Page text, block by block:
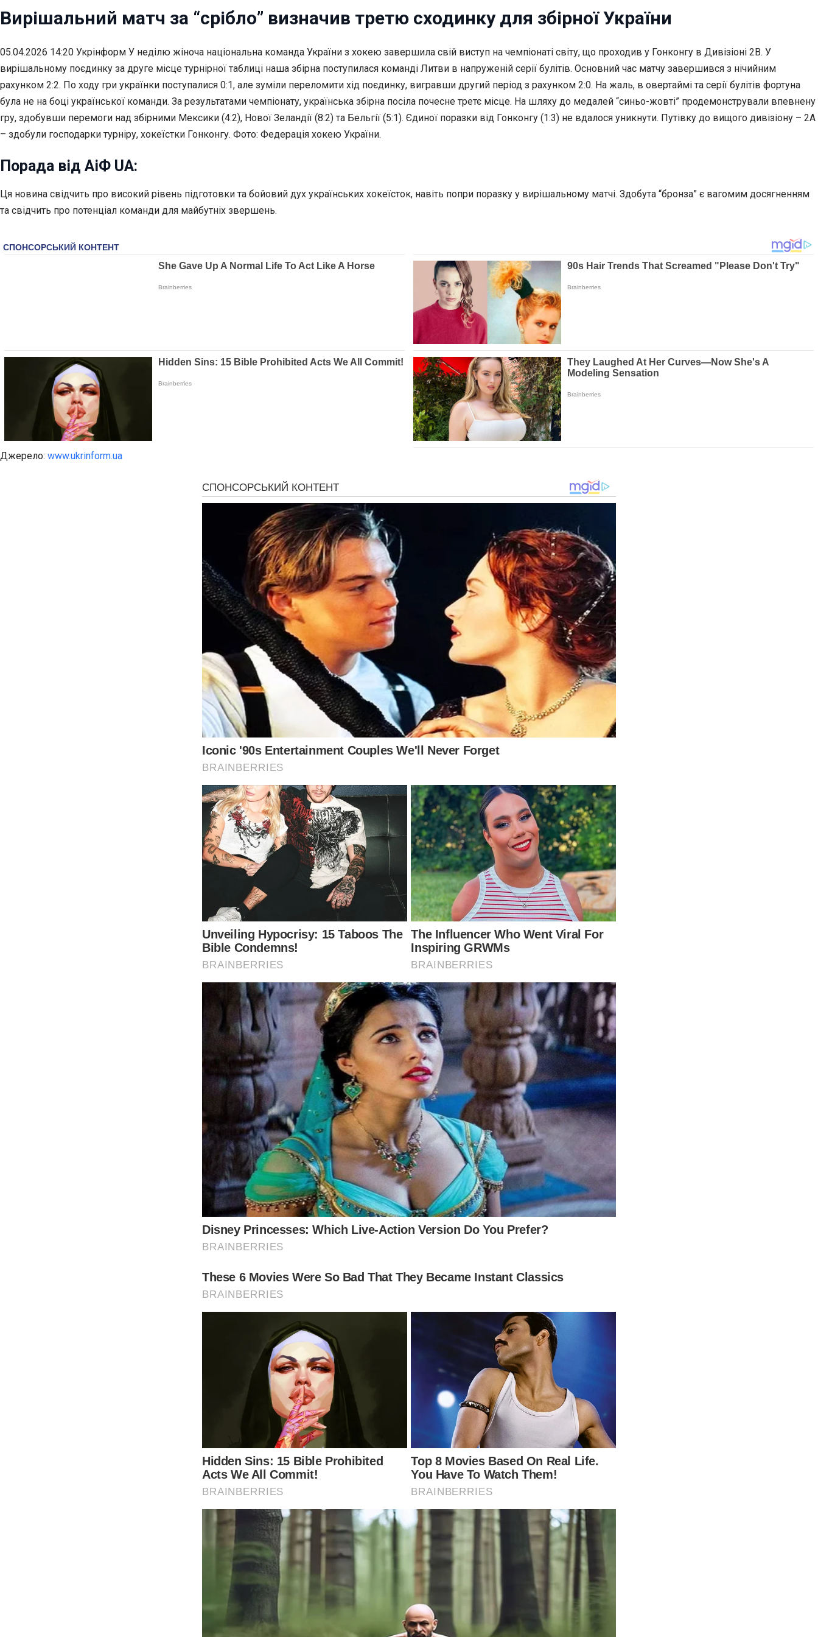
Вирішальний матч за “срібло” визначив третю сходинку для збірної України
05.04.2026 14:20 Укрінформ У неділю жіноча національна команда України з хокею завершила свій виступ на чемпіонаті світу, що проходив у Гонконгу в Дивізіоні 2В. У
вирішальному поєдинку за друге місце турнірної таблиці наша збірна поступилася команді Литви в напруженій серії булітів. Основний час матчу завершився з нічийним
рахунком 2:2. По ходу гри українки поступалися 0:1, але зуміли переломити хід поєдинку, вигравши другий період з рахунком 2:0. На жаль, в овертаймі та серії булітів фортуна
була не на боці української команди. За результатами чемпіонату, українська збірна посіла почесне третє місце. На шляху до медалей “синьо-жовті” продемонстрували впевнену
гру, здобувши перемоги над збірними Мексики (4:2), Нової Зеландії (8:2) та Бельгії (5:1). Єдиної поразки від Гонконгу (1:3) не вдалося уникнути. Путівку до вищого дивізіону – 2А
– здобули господарки турніру, хокеїстки Гонконгу. Фото: Федерація хокею України.
Порада від АіФ UA:
Ця новина свідчить про високий рівень підготовки та бойовий дух українських хокеїсток, навіть попри поразку у вирішальному матчі. Здобута “бронза” є вагомим досягненням
та свідчить про потенціал команди для майбутніх звершень.
Джерело: www.ukrinform.ua